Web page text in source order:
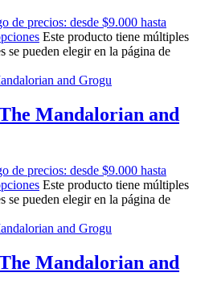
de precios: desde $9.000 hasta
Este producto tiene múltiples
se pueden elegir en la página de
Mandalorian and
de precios: desde $9.000 hasta
Este producto tiene múltiples
se pueden elegir en la página de
Mandalorian and